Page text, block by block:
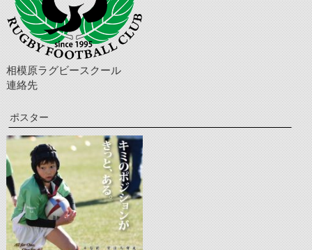
相模原ラグビースクール
連絡先
ポスター